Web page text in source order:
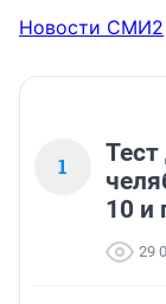
Новости СМИ2
1
10 и
29